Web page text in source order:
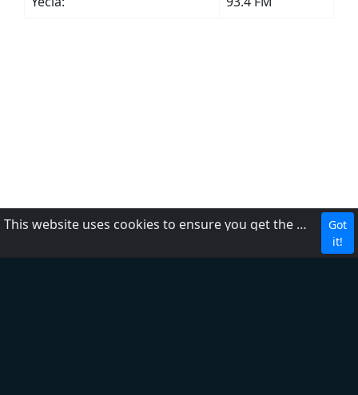
This website uses cookies to ensure you get the best experience on our website.
Got
it!